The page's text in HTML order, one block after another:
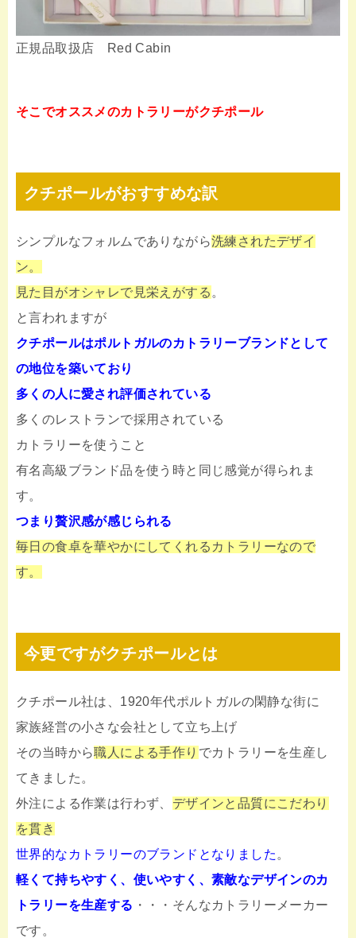
正規品取扱店 Red Cabin
そこでオススメのカトラリーがクチポール
クチポールがおすすめな訳
シンプルなフォルムでありながら洗練されたデザイ
ン。
見た目がオシャレで見栄えがする 。
と言われますが
クチポールはポルトガルのカトラリーブランドとして
の地位を築いており
多くの人に愛され評価されている
多くのレストランで採用されている
カトラリーを使うこと
有名高級ブランド品を使う時と同じ感覚が得られま
す。
つまり贅沢感が感じられる
毎日の食卓を華やかにしてくれるカトラリーなので
す。
今更ですがクチポールとは
クチポール社は、1920年代ポルトガルの閑静な街に
家族経営の小さな会社として立ち上げ
その当時から職人による手作り でカトラリーを生産し
てきました。
外注による作業は行わず、 デザインと品質にこだわり
を貫き
世界的なカトラリーのブランドとなりました 。
軽くて持ちやすく、使いやすく、素敵なデザインのカ
トラリーを生産する ・・・そんなカトラリーメーカー
です。